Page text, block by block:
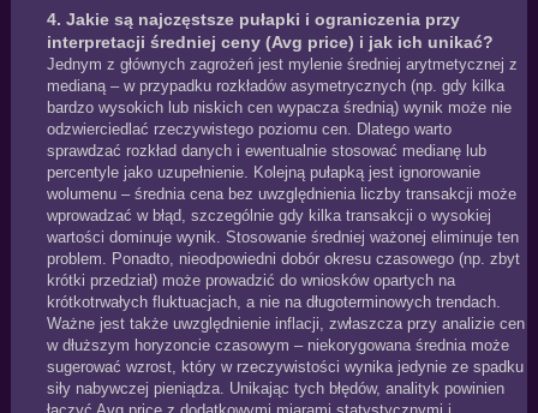
4. Jakie są najczęstsze pułapki i ograniczenia przy
interpretacji średniej ceny (Avg price) i jak ich unikać?
Jednym z głównych zagrożeń jest mylenie średniej arytmetycznej z
medianą – w przypadku rozkładów asymetrycznych (np. gdy kilka
bardzo wysokich lub niskich cen wypacza średnią) wynik może nie
odzwierciedlać rzeczywistego poziomu cen. Dlatego warto
sprawdzać rozkład danych i ewentualnie stosować medianę lub
percentyle jako uzupełnienie. Kolejną pułapką jest ignorowanie
wolumenu – średnia cena bez uwzględnienia liczby transakcji może
wprowadzać w błąd, szczególnie gdy kilka transakcji o wysokiej
wartości dominuje wynik. Stosowanie średniej ważonej eliminuje ten
problem. Ponadto, nieodpowiedni dobór okresu czasowego (np. zbyt
krótki przedział) może prowadzić do wniosków opartych na
krótkotrwałych fluktuacjach, a nie na długoterminowych trendach.
Ważne jest także uwzględnienie inflacji, zwłaszcza przy analizie cen
w dłuższym horyzoncie czasowym – niekorygowana średnia może
sugerować wzrost, który w rzeczywistości wynika jedynie ze spadku
siły nabywczej pieniądza. Unikając tych błędów, analityk powinien